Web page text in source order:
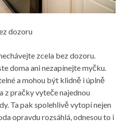
dozoru
zcela bez dozoru.
doma ani nezapínejte myčku.
a mohou být klidně i úplně
z pračky vyteče najednou
Ta pak spolehlivě vytopí nejen
opravdu rozsáhlá, odnesou to i